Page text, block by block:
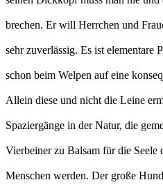
brechen. Er will Herrchen und
sehr zuverlässig. Es ist elementare
schon beim Welpen auf eine
Allein diese und nicht die Leine
Spaziergänge in der Natur, die
Vierbeiner zu Balsam für die Seele
Menschen werden. Der große